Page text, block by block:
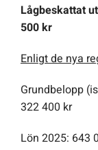
Lågbeskattat
500 kr
Enligt de nya
Grundbelopp
322 400 kr
Lön 2025: 643